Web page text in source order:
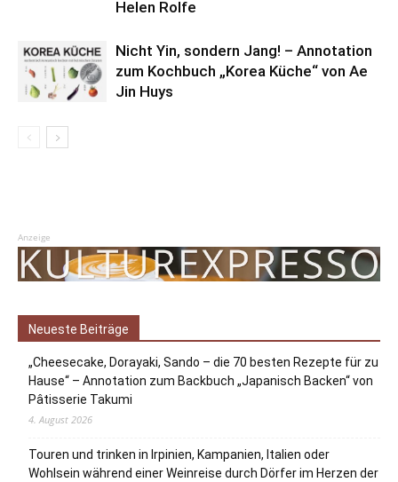
Helen Rolfe
Nicht Yin, sondern Jang! – Annotation
zum Kochbuch „Korea Küche“ von Ae
Jin Huys
Anzeige
Neueste Beiträge
„Cheesecake, Dorayaki, Sando – die 70 besten Rezepte für zu
Hause“ – Annotation zum Backbuch „Japanisch Backen“ von
Pâtisserie Takumi
4. August 2026
Touren und trinken in Irpinien, Kampanien, Italien oder
Wohlsein während einer Weinreise durch Dörfer im Herzen der